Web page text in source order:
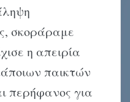
σκοράραμε
η απειρία
παικτών
περήφανος για